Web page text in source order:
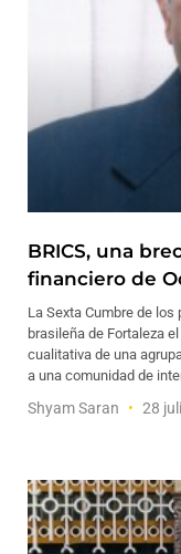
BRICS, una
financiero de
La Sexta Cumbre de los
brasileña de Fortaleza
cualitativa de una
a una comunidad de
Shyam Saran 28